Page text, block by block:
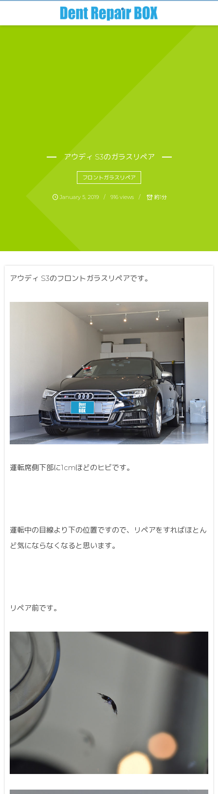
アウディ S3のガラスリペア
フロントガラスリペア
January 5 2019 916 views 約1分
アウディ S3のフロントガラスリペアです。
運転席側下部に1cmほどのヒビです。
運転中の目線より下の位置ですので、リペアをすればほとん
ど気にならなくなると思います。
リペア前です。